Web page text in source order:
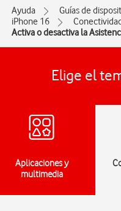
Ayuda Guías de
iPhone 16
Activa o desactiva la
Elige el
Aplicaciones y
multimedia